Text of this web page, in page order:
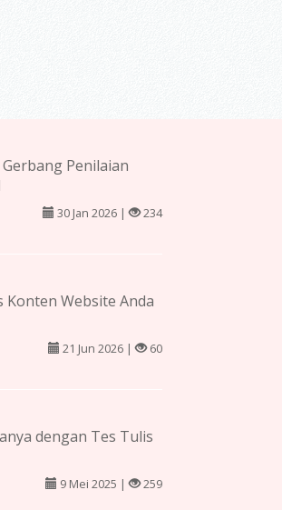
Penilaian
30 Jan 2026 | 234
Website Anda
21 Jun 2026 | 60
dengan Tes Tulis
9 Mei 2025 | 259